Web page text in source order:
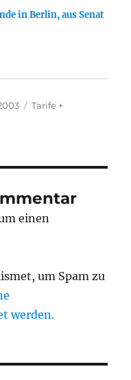
in Berlin, aus Senat
Kategorien
Tarife +
einen
um Spam zu
werden.